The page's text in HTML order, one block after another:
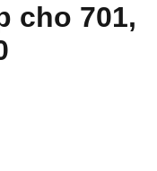
cho 701,